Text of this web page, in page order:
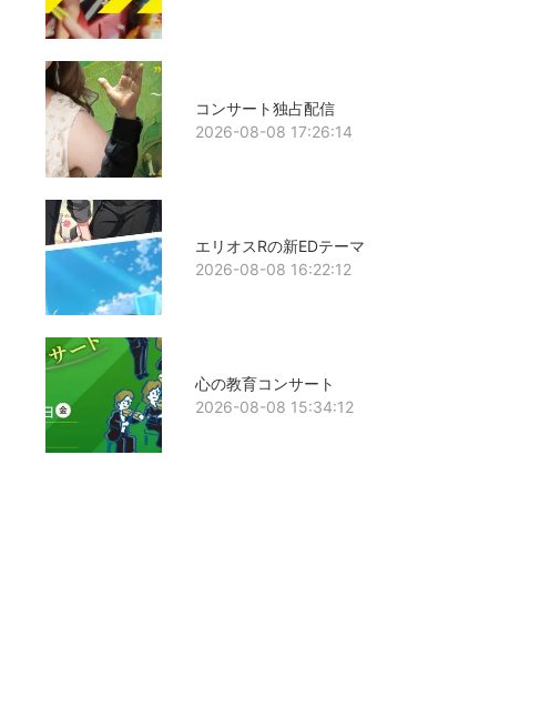
コンサート独占配信
2026-08-08 17:26:14
エリオスRの新EDテーマ
2026-08-08 16:22:12
心の教育コンサート
2026-08-08 15:34:12